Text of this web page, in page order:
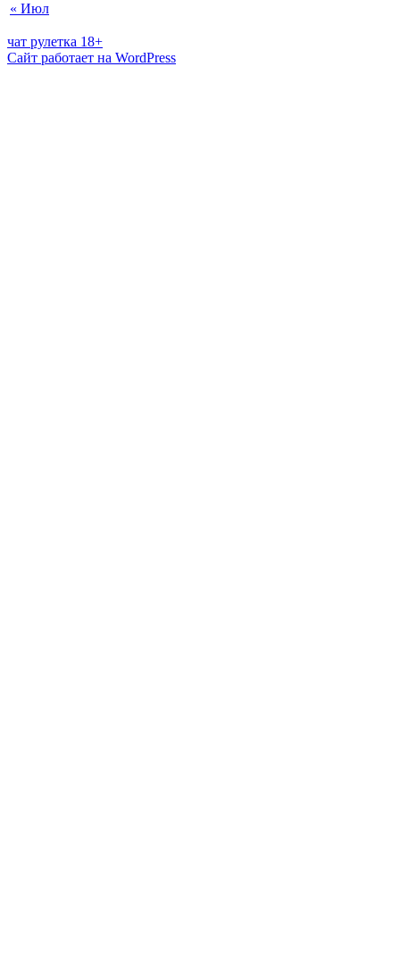
« Июл
чат рулетка 18+
Сайт работает на WordPress